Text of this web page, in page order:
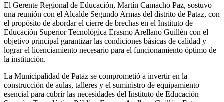
El Gerente Regional de Educación, Martín Camacho Paz, sostuvo
una reunión con el Alcalde Segundo Armas del distrito de Pataz, con
el propósito de abordar el cierre de brechas en el Instituto de
Educación Superior Tecnológica Erasmo Arellano Guillén con el
objetivo principal garantizar las condiciones básicas de calidad y
lograr el licenciamiento necesario para el funcionamiento óptimo de
la institución.
La Municipalidad de Pataz se comprometió a invertir en la
construcción de aulas, talleres y el suministro de equipamiento
esencial para cubrir las necesidades del Instituto de Educación